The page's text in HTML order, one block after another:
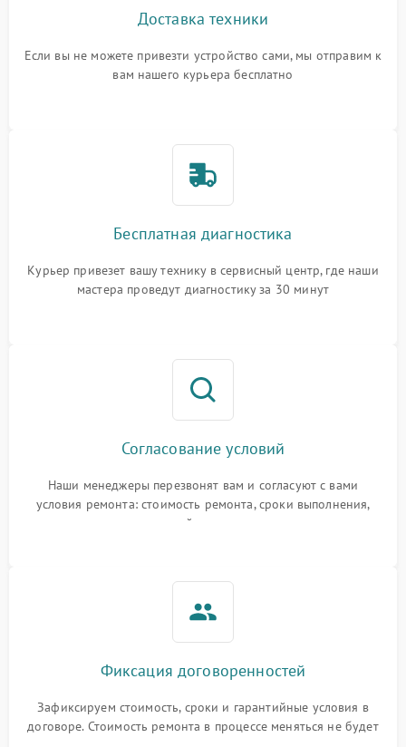
Доставка техники
Если вы не можете привезти устройство сами, мы отправим к
вам нашего курьера бесплатно
Бесплатная диагностика
Курьер привезет вашу технику в сервисный центр, где наши
мастера проведут диагностику за 30 минут
Согласование условий
Наши менеджеры перезвонят вам и согласуют с вами
условия ремонта: стоимость ремонта, сроки выполнения,
гарантийные условия
Фиксация договоренностей
Зафиксируем стоимость, сроки и гарантийные условия в
договоре. Стоимость ремонта в процессе меняться не будет